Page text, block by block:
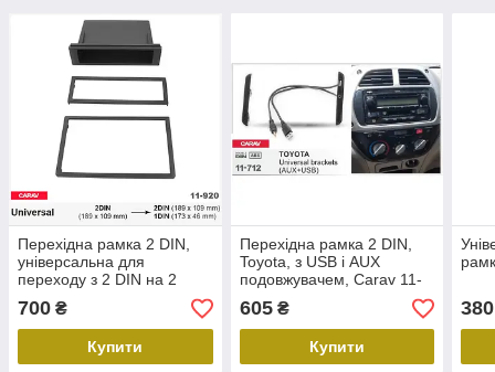
Перехідна рамка 2 DIN,
універсальна для
переходу з 2 DIN на 2
DIN/1 DIN, Carav 11-920
700 ₴
Купити
Перехідна рамка 2 DIN,
Toyota, з USB і AUX
подовжувачем, Carav 11-
712
605₴
Купити
380